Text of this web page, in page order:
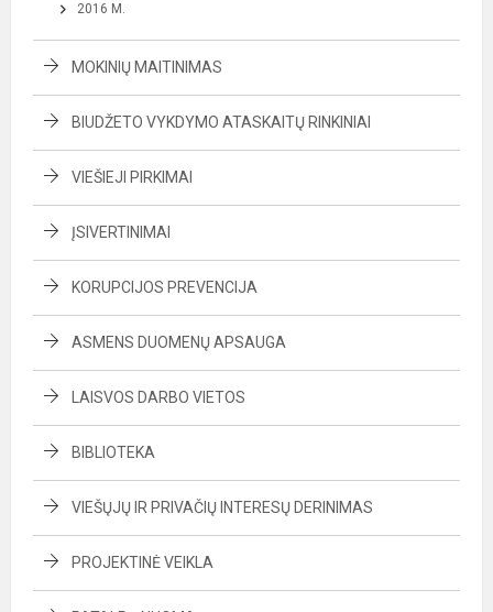
2016 M.
MOKINIŲ MAITINIMAS
BIUDŽETO VYKDYMO ATASKAITŲ RINKINIAI
VIEŠIEJI PIRKIMAI
ĮSIVERTINIMAI
KORUPCIJOS PREVENCIJA
ASMENS DUOMENŲ APSAUGA
LAISVOS DARBO VIETOS
BIBLIOTEKA
VIEŠŲJŲ IR PRIVAČIŲ INTERESŲ DERINIMAS
PROJEKTINĖ VEIKLA